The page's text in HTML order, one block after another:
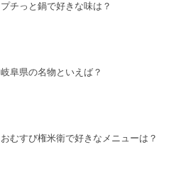
プチっと鍋で好きな味は？
岐阜県の名物といえば？
おむすび権米衛で好きなメニューは？